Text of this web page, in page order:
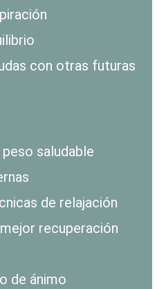
con otras futuras
saludable
de relajación
recuperación
de ánimo